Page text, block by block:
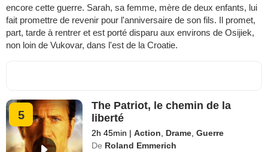
encore cette guerre. Sarah, sa femme, mère de deux enfants, lui
fait promettre de revenir pour l'anniversaire de son fils. Il promet,
part, tarde à rentrer et est porté disparu aux environs de Osijiek,
non loin de Vukovar, dans l'est de la Croatie.
5
The Patriot, le chemin de la
liberté
2h 45min | Action Drame ,Guerre
De Roland Emmerich